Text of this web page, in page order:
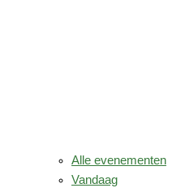
Alle evenementen
Vandaag